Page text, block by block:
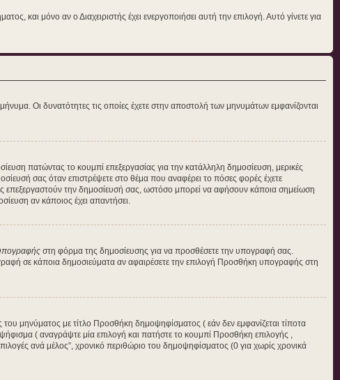
και μόνο αν ο Διαχειριστής έχει ενεργοποιήσει αυτή την επιλογή. Αυτό γίνετε για
Οι δυνατότητες τις οποίες έχετε στην αποστολή των μηνυμάτων εμφανίζονται
πατώντας το κουμπί επεξεργασίας για την κατάλληλη δημοσίευση, μερικές
σας όταν επιστρέψετε στο θέμα που αναφέρει το πόσες φορές έχετε
επεξεργαστούν την δημοσίευσή σας, ωστόσο μπορεί να αφήσουν κάποια σημείωση
αν κάποιος έχει απαντήσει.
στη φόρμα της δημοσίευσης για να προσθέσετε την υπογραφή σας.
σε κάποια δημοσιεύματα αν αφαιρέσετε την επιλογή Προσθήκη υπογραφής στη
μηνύματος με τίτλο Προσθήκη δημοψηφίσματος ( εάν δεν εμφανίζεται τίποτα
( αναγράψτε μία επιλογή και πατήστε το κουμπί Προσθήκη επιλογής ,
ανά μέλος”, χρονικό περιθώριο του δημοψηφίσματος (0 για χωρίς χρονικά